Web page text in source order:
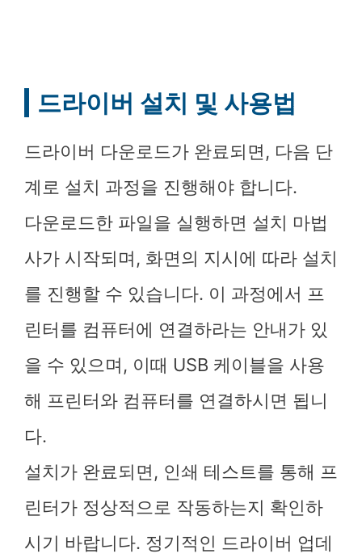
드라이버 설치 및 사용법
드라이버 다운로드가 완료되면, 다음 단
계로 설치 과정을 진행해야 합니다.
다운로드한 파일을 실행하면 설치 마법
사가 시작되며, 화면의 지시에 따라 설치
를 진행할 수 있습니다. 이 과정에서 프
린터를 컴퓨터에 연결하라는 안내가 있
을 수 있으며, 이때 USB 케이블을 사용
해 프린터와 컴퓨터를 연결하시면 됩니
다.
설치가 완료되면, 인쇄 테스트를 통해 프
린터가 정상적으로 작동하는지 확인하
시기 바랍니다. 정기적인 드라이버 업데